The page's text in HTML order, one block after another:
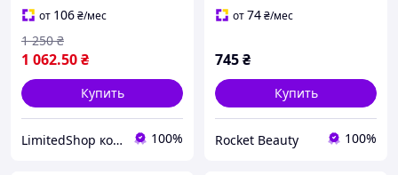
от 106₴/мес
1 062.50₴
1 250 ₴
Купить
LimitedShop косметика,аксессуари, одежда и обувь 100%
от74₴/мес
745₴
Купить
Rocket Beauty 100%